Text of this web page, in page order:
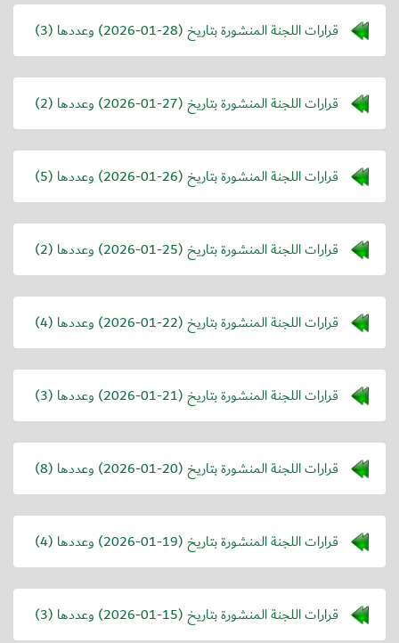
قرارات اللجنة المنشورة بتاريخ (2026-01-28) وعددها (3)
قرارات اللجنة المنشورة بتاريخ (2026-01-27) وعددها (2)
قرارات اللجنة المنشورة بتاريخ (2026-01-26) وعددها (5)
قرارات اللجنة المنشورة بتاريخ (2026-01-25) وعددها (2)
قرارات اللجنة المنشورة بتاريخ (2026-01-22) وعددها (4)
قرارات اللجنة المنشورة بتاريخ (2026-01-21) وعددها (3)
قرارات اللجنة المنشورة بتاريخ (2026-01-20) وعددها (8)
قرارات اللجنة المنشورة بتاريخ (2026-01-19) وعددها (4)
قرارات اللجنة المنشورة بتاريخ (2026-01-15) وعددها (3)